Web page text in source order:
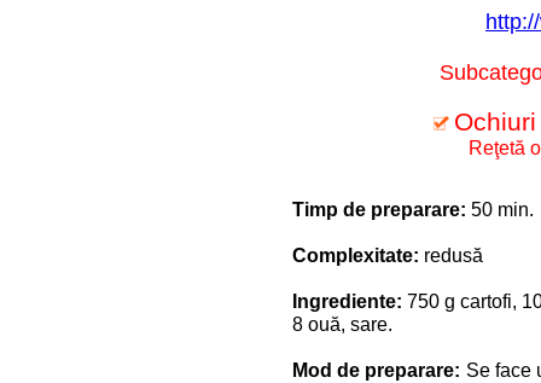
Reţetă
Timp de preparare: 50 min.
Complexitate: redusă
Ingrediente: 750 g cartofi,
8 ouă, sare.
Mod de preparare: Se face